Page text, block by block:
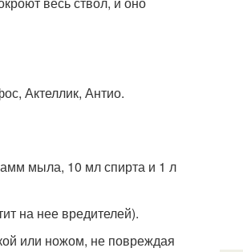
Актеллик, Антио.
мыла, 10 мл спирта и 1 л
на нее вредителей).
или ножом, не повреждая